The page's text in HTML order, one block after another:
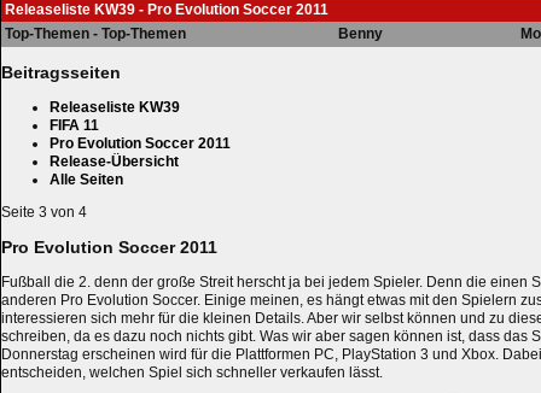
Releaseliste KW39 - Pro Evolution Soccer 2011
Top-Themen - Top-Themen
Benny
Beitragsseiten
Releaseliste KW39
FIFA 11
Pro Evolution Soccer 2011
Release-Übersicht
Alle Seiten
Seite 3 von 4
Pro Evolution Soccer 2011
Fußball die 2. denn der große Streit herscht ja bei jedem Spieler. Denn die einen
anderen Pro Evolution Soccer. Einige meinen, es hängt etwas mit den Spielern
interessieren sich mehr für die kleinen Details. Aber wir selbst können und zu
schreiben, da es dazu noch nichts gibt. Was wir aber sagen können ist, dass das
Donnerstag erscheinen wird für die Plattformen PC, PlayStation 3 und Xbox.
entscheiden, welchen Spiel sich schneller verkaufen lässt.